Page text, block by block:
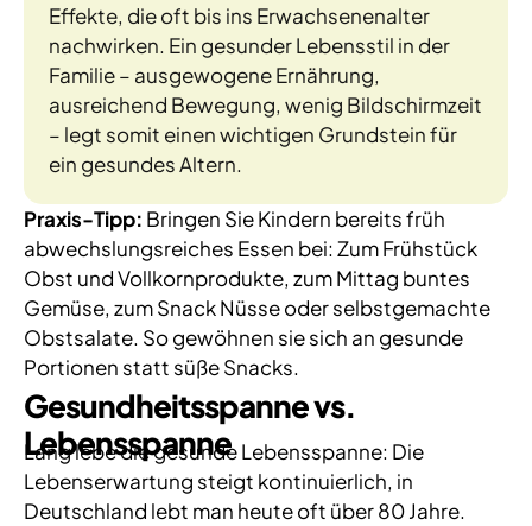
Effekte, die oft bis ins Erwachsenenalter
nachwirken. Ein gesunder Lebensstil in der
Familie – ausgewogene Ernährung,
ausreichend Bewegung, wenig Bildschirmzeit
– legt somit einen wichtigen Grundstein für
ein gesundes Altern.
Praxis-Tipp: Bringen Sie Kindern bereits früh
abwechslungsreiches Essen bei: Zum Frühstück
Obst und Vollkornprodukte, zum Mittag buntes
Gemüse, zum Snack Nüsse oder selbstgemachte
Obstsalate. So gewöhnen sie sich an gesunde
Portionen statt süße Snacks.
Gesundheitsspanne vs.
Lebensspanne
Lang lebe die gesunde Lebensspanne: Die
Lebenserwartung steigt kontinuierlich, in
Deutschland lebt man heute oft über 80 Jahre.